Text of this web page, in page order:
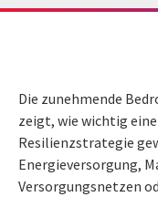
Die zunehmende
zeigt, wie wichtig
Resilienzstrategie
Energieversorgung,
Versorgungsnetzen